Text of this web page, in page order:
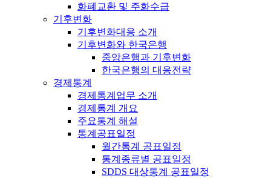
화폐교환 및 주화수급
기후변화
기후변화대응 소개
기후변화와 한국은행
중앙은행과 기후변화
한국은행의 대응전략
경제통계
경제통계업무 소개
경제통계 개요
주요통계 해설
통계공표일정
월간통계 공표일정
통계종류별 공표일정
SDDS 대상통계 공표일정